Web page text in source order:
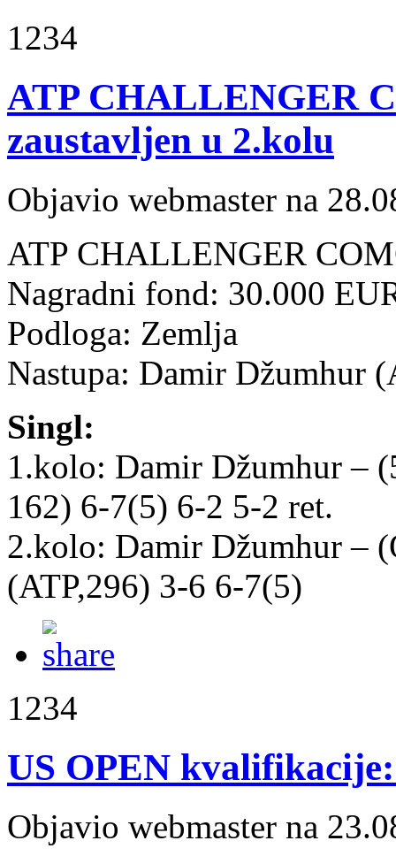
1234
ATP CHALLENGER
zaustavljen u 2.kolu
Objavio webmaster na
ATP CHALLENGER
Nagradni fond: 30.000
Podloga: Zemlja
Nastupa: Damir Džumhur
Singl:
1.kolo: Damir Džumhur –
162) 6-7(5) 6-2 5-2 ret.
2.kolo: Damir Džumhur –
(ATP,296) 3-6 6-7(5)
1234
US OPEN
Objavio webmaster na